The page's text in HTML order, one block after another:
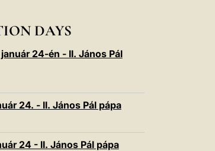
POLSKI
中文
DAYS
24-én - II. János Pál
24. - II. János Pál pápa
24 - II. János Pál pápa